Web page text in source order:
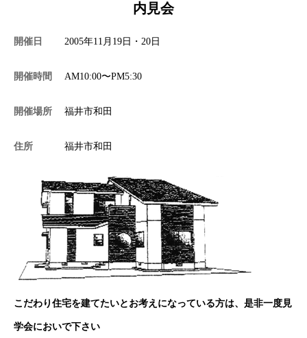
お知らせ・内見会情報
施工事例
お問い合わせ
プライバシーポリシー
内見会
開催日 2005年11月19日・20日
開催時間 AM10:00〜PM5:30
開催場所 福井市和田
住所 福井市和田
こだわり住宅を建てたいとお考えになっている方は、是非一度見
学会においで下さい